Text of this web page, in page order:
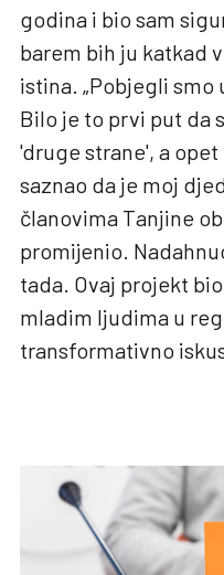
godina i bio sam
barem bih ju katkad
istina. „Pobjegli smo
Bilo je to prvi put da
'druge strane', a
saznao da je moj
članovima Tanjine
promijenio.
tada. Ovaj projekt
mladim ljudima u
transformativno